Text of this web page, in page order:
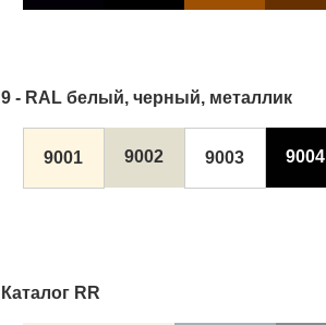
9 - RAL белый, черный, металлик
9001 9002 9003 9004
Каталог RR